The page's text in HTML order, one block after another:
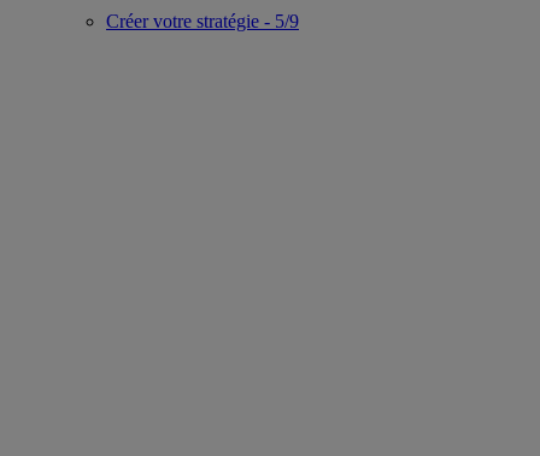
Créer votre stratégie - 5/9